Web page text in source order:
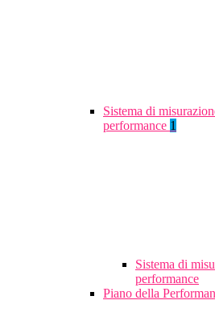
Sistema di
performance 1
Sistema di
performance
Piano della